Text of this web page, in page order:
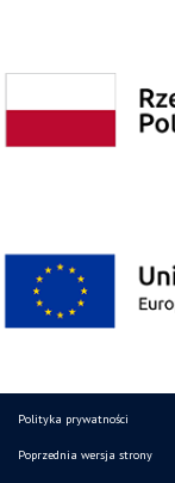
Polityka prywatności
Poprzednia wersja strony